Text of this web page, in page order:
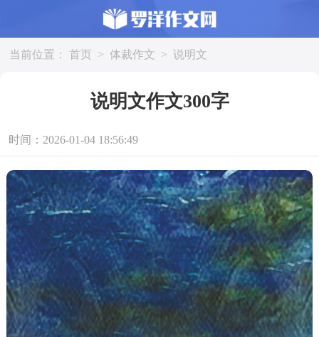
当前位置： 首页 > 体裁作文 > 说明文
说明文作文300字
时间：2026-01-04 18:56:49